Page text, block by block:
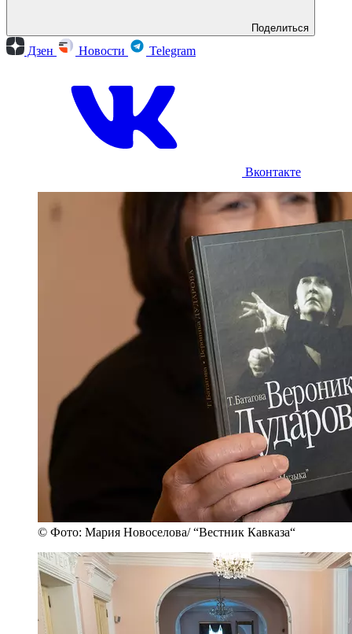
Поделиться
Дзен Новости Telegram
Вконтакте
© Фото: Мария Новоселова/ “Вестник Кавказа“